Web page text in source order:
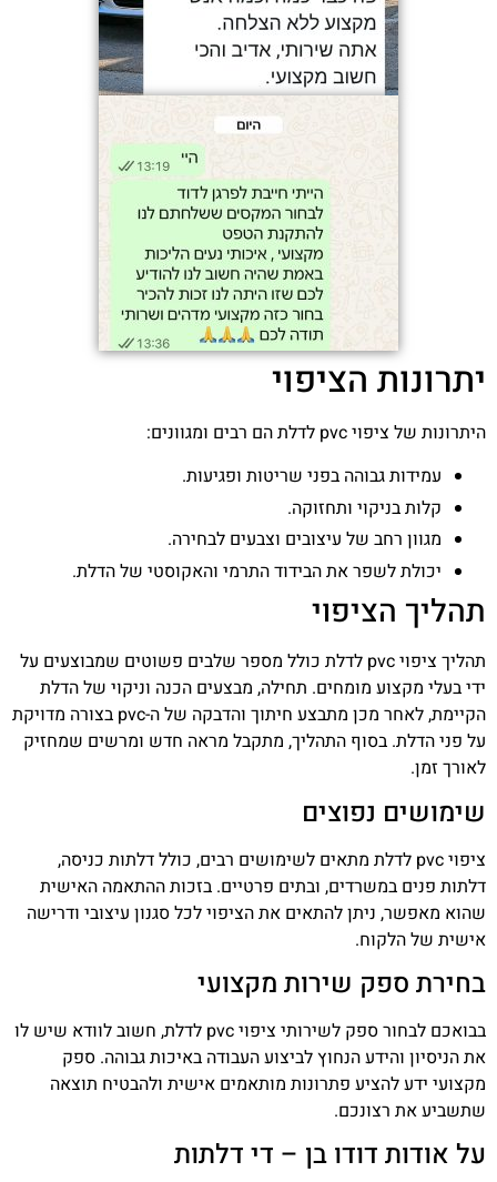
יתרונות הציפוי
היתרונות של ציפוי pvc לדלת הם רבים ומגוונים:
עמידות גבוהה בפני שריטות ופגיעות.
קלות בניקוי ותחזוקה.
מגוון רחב של עיצובים וצבעים לבחירה.
יכולת לשפר את הבידוד התרמי והאקוסטי של הדלת.
תהליך הציפוי
תהליך ציפוי pvc לדלת כולל מספר שלבים פשוטים שמבוצעים על
ידי בעלי מקצוע מומחים. תחילה, מבצעים הכנה וניקוי של הדלת
הקיימת, לאחר מכן מתבצע חיתוך והדבקה של ה-pvc בצורה מדויקת
על פני הדלת. בסוף התהליך, מתקבל מראה חדש ומרשים שמחזיק
לאורך זמן.
שימושים נפוצים
ציפוי pvc לדלת מתאים לשימושים רבים, כולל דלתות כניסה,
דלתות פנים במשרדים, ובתים פרטיים. בזכות ההתאמה האישית
שהוא מאפשר, ניתן להתאים את הציפוי לכל סגנון עיצובי ודרישה
אישית של הלקוח.
בחירת ספק שירות מקצועי
בבואכם לבחור ספק לשירותי ציפוי pvc לדלת, חשוב לוודא שיש לו
את הניסיון והידע הנחוץ לביצוע העבודה באיכות גבוהה. ספק
מקצועי ידע להציע פתרונות מותאמים אישית ולהבטיח תוצאה
שתשביע את רצונכם.
על אודות דודו בן – די דלתות